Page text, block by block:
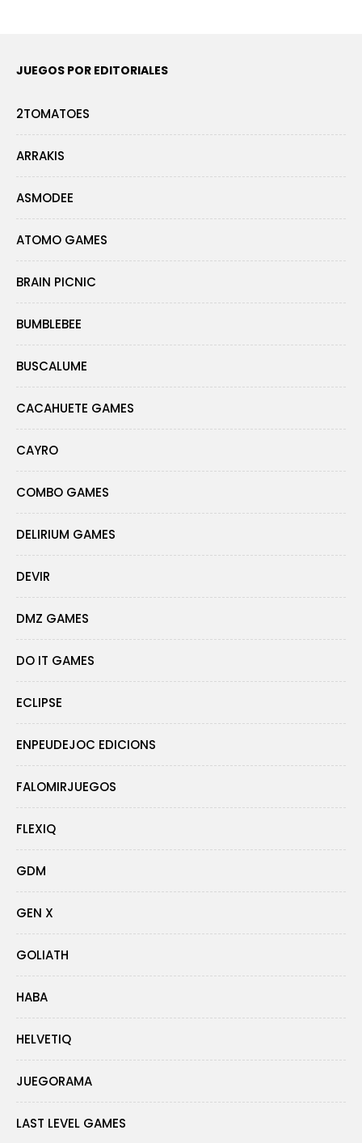
JUEGOS POR EDITORIALES
2TOMATOES
ARRAKIS
ASMODEE
ATOMO GAMES
BRAIN PICNIC
BUMBLEBEE
BUSCALUME
CACAHUETE GAMES
CAYRO
COMBO GAMES
DELIRIUM GAMES
DEVIR
DMZ GAMES
DO IT GAMES
ECLIPSE
ENPEUDEJOC EDICIONS
FALOMIRJUEGOS
FLEXIQ
GDM
GEN X
GOLIATH
HABA
HELVETIQ
JUEGORAMA
LAST LEVEL GAMES